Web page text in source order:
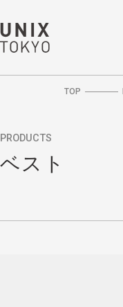
PRODUCTS
ベスト
TOP